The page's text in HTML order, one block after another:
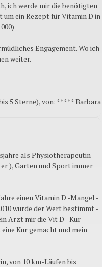
ich werde mir die benötigten
um ein Rezept für Vitamin D in
Engagement. Wo ich
weiter.
5 Sterne), von: ***** Barbara
als Physiotherapeutin
), Garten und Sport immer
einen Vitamin D -Mangel -
wurde der Wert bestimmt -
Arzt mir die Vit D - Kur
Kur gemacht und mein
von 10 km-Läufen bis